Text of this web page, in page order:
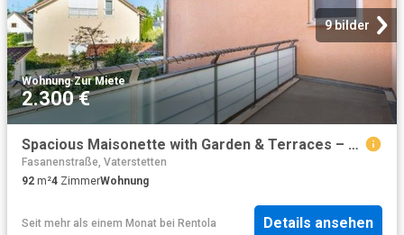
9 bilder
Wohnung·Zur Miete
2.300 €
Spacious Maisonette with Garden & Terraces – Flexible Furnishing | €2,180 All In | 18–24 Months | Munich East
Fasanenstraße, Vaterstetten
92 m²4 ZimmerWohnung
Seit mehr als einem Monat bei Rentola Details ansehen